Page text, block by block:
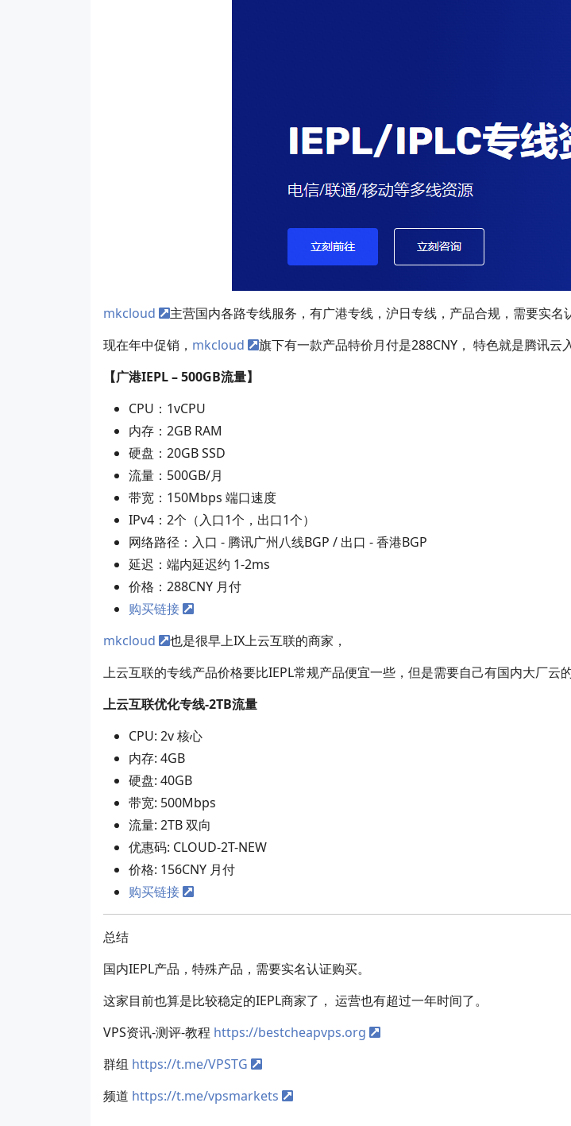
mkcloud
主营国内各路专线服务，有广港专线，沪日专线，产品合规，需要实名
现在年中促销， mkcloud
旗下有一款产品特价月付是288CNY， 特色就是腾讯云
【广港IEPL – 500GB流量】
CPU：1vCPU
内存：2GB RAM
硬盘：20GB SSD
流量：500GB/月
带宽：150Mbps 端口速度
IPv4：2个（入口1个，出口1个）
网络路径：入口 - 腾讯广州八线BGP / 出口 - 香港BGP
延迟：端内延迟约 1-2ms
价格：288CNY 月付
购买链接
mkcloud
也是很早上IX上云互联的商家，
上云互联的专线产品价格要比IEPL常规产品便宜一些，但是需要自己有国内大厂云
上云互联优化专线-2TB流量
CPU: 2v 核心
内存: 4GB
硬盘: 40GB
带宽: 500Mbps
流量: 2TB 双向
优惠码: CLOUD-2T-NEW
价格: 156CNY 月付
购买链接
总结
国内IEPL产品，特殊产品，需要实名认证购买。
这家目前也算是比较稳定的IEPL商家了， 运营也有超过一年时间了。
VPS资讯-测评-教程 https://bestcheapvps.org
群组 https://t.me/VPSTG
频道 https://t.me/vpsmarkets